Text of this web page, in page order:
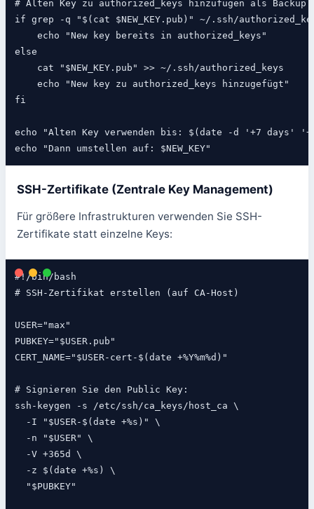
# Alten Key zu authorized_keys hinzufügen als Backup
if grep -q "$(cat $NEW_KEY.pub)" ~/.ssh/
    echo "New key bereits in authorized_keys"
else
    cat "$NEW_KEY.pub" >> ~/.ssh/authorized_keys
    echo "New key zu authorized_keys hinzugefügt"
fi
echo "Alten Key verwenden bis: $(date -d '+7 days'
echo "Dann umstellen auf: $NEW_KEY"
SSH-Zertifikate (Zentrale Key Management)
Für größere Infrastrukturen verwenden Sie SSH-
Zertifikate statt einzelne Keys:
#!/bin/bash
# SSH-Zertifikat erstellen (auf CA-Host)
USER="max"
PUBKEY="$USER.pub"
CERT_NAME="$USER-cert-$(date +%Y%m%d)"
# Signieren Sie den Public Key:
ssh-keygen -s /etc/ssh/ca_keys/host_ca \
  -I "$USER-$(date +%s)" \
  -n "$USER" \
  -V +365d \
  -z $(date +%s) \
  "$PUBKEY"